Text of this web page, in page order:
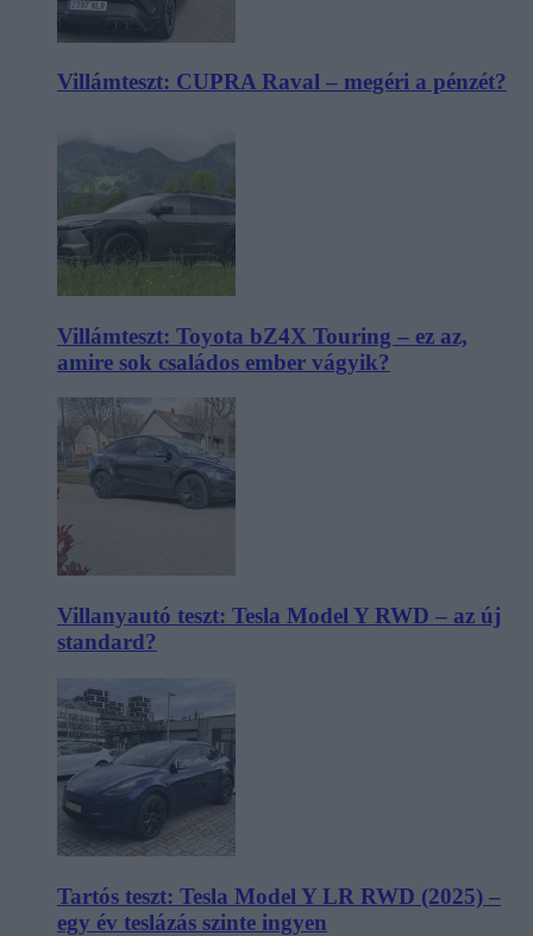
Villámteszt: CUPRA Raval – megéri a pénzét?
Villámteszt: Toyota bZ4X Touring – ez az,
amire sok családos ember vágyik?
Villanyautó teszt: Tesla Model Y RWD – az új
standard?
Tartós teszt: Tesla Model Y LR RWD (2025) –
egy év teslázás szinte ingyen